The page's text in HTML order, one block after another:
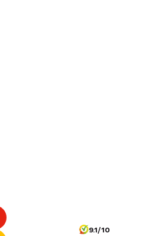
9.1/10